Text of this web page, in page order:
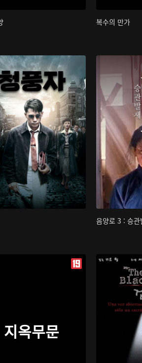
복수의 만가
음양로 3 : 승관
지옥무문